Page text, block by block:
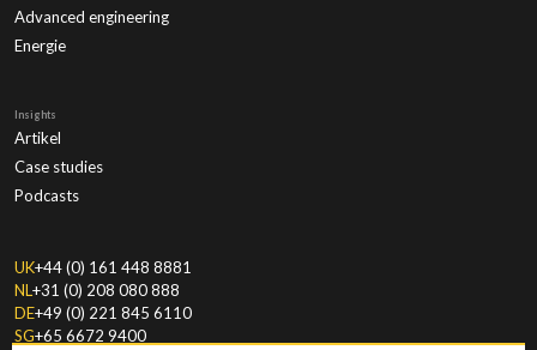
Advanced engineering
Energie
Insights
Artikel
Case studies
Podcasts
UK+44 (0) 161 448 8881
NL+31 (0) 208 080 888
DE+49 (0) 221 845 6110
SG+65 6672 9400